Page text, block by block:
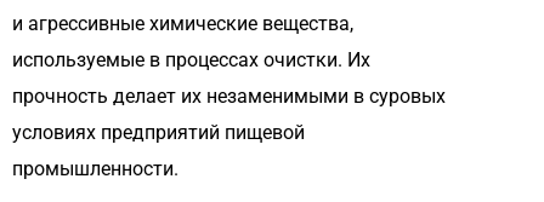
и агрессивные химические вещества,
используемые в процессах очистки. Их
прочность делает их незаменимыми в суровых
условиях предприятий пищевой
промышленности.